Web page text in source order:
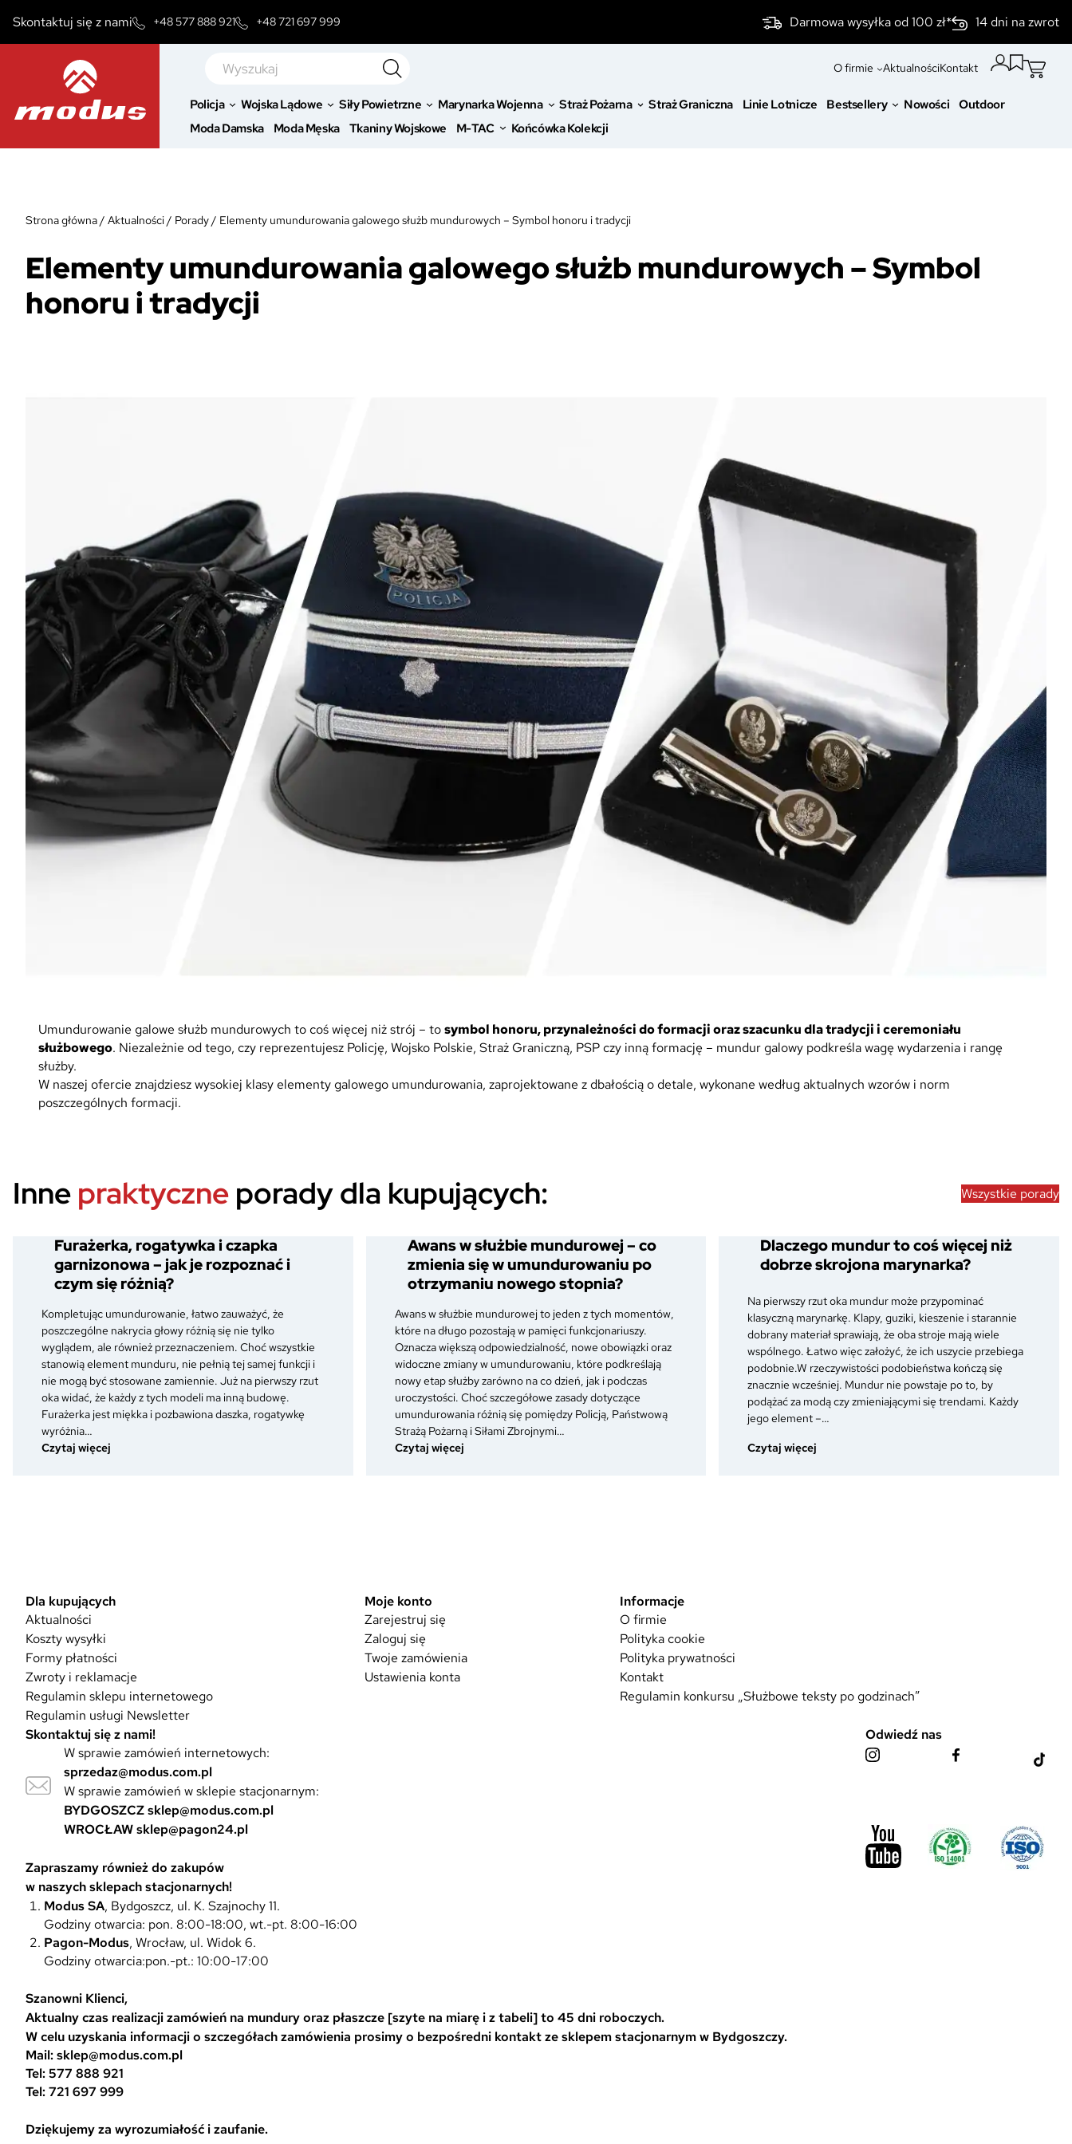
do
treści
Skontaktuj się z nami +48 577 888 921 +48 721 697 999 Darmowa wysyłka od 100 zł* 14 dni na zwrot
Szukaj O firmie AktualnościKontakt
Policja Wojska Lądowe Siły Powietrzne Marynarka Wojenna Straż Pożarna Straż Graniczna Linie Lotnicze Bestsellery Nowości
Outdoor
Moda Damska
Moda Męska Tkaniny Wojskowe M-TAC Końcówka Kolekcji
Strona główna/ Aktualności/ Porady/ Elementy umundurowania galowego służb mundurowych – Symbol honoru i tradycji
Elementy umundurowania galowego służb mundurowych – Symbol
honoru i tradycji
Umundurowanie galowe służb mundurowych to coś więcej niż strój – tosymbol honoru, przynależności do formacji oraz szacunku dla tradycji i ceremoniału
służbowego. Niezależnie od tego, czy reprezentujesz Policję, Wojsko Polskie, Straż Graniczną, PSP czy inną formację – mundur galowy podkreśla wagę wydarzenia i rangę
służby.
W naszej ofercie znajdziesz wysokiej klasy elementy galowego umundurowania, zaprojektowane z dbałością o detale, wykonane według aktualnych wzorów i norm
poszczególnych formacji.
Inne praktyczne porady dla kupujących: Wszystkie porady
Furażerka, rogatywka i czapka
garnizonowa – jak je rozpoznać i
czym się różnią?
Kompletując umundurowanie, łatwo zauważyć, że
poszczególne nakrycia głowy różnią się nie tylko
wyglądem, ale również przeznaczeniem. Choć wszystkie
stanowią element munduru, nie pełnią tej samej funkcji i
nie mogą być stosowane zamiennie. Już na pierwszy rzut
oka widać, że każdy z tych modeli ma inną budowę.
Furażerka jest miękka i pozbawiona daszka, rogatywkę
wyróżnia…
Czytaj więcej
rozpoznać
różnią?
Awans w służbie mundurowej – co
zmienia się w umundurowaniu po
otrzymaniu nowego stopnia?
Awans w służbie mundurowej to jeden z tych momentów,
które na długo pozostają w pamięci funkcjonariuszy.
Oznacza większą odpowiedzialność, nowe obowiązki oraz
widoczne zmiany w umundurowaniu, które podkreślają
nowy etap służby zarówno na co dzień, jak i podczas
uroczystości. Choć szczegółowe zasady dotyczące
umundurowania różnią się pomiędzy Policją, Państwową
Strażą Pożarną i Siłami Zbrojnymi…
Czytaj więcej:
nowego
Dlaczego mundur to coś więcej niż
dobrze skrojona marynarka?
Na pierwszy rzut oka mundur może przypominać
klasyczną marynarkę. Klapy, guziki, kieszenie i starannie
dobrany materiał sprawiają, że oba stroje mają wiele
wspólnego. Łatwo więc założyć, że ich uszycie przebiega
podobnie.W rzeczywistości podobieństwa kończą się
znacznie wcześniej. Mundur nie powstaje po to, by
podążać za modą czy zmieniającymi się trendami. Każdy
jego element –…
Czytaj więcej
Dla kupujących
Aktualności
Koszty wysyłki
Formy płatności
Zwroty i reklamacje
Regulamin sklepu internetowego
Regulamin usługi Newsletter
Moje konto
Zarejestruj się
Zaloguj się
Twoje zamówienia
Ustawienia konta
Informacje
O firmie
Polityka cookie
Polityka prywatności
Kontakt
Regulamin konkursu „Służbowe teksty po godzinach”
Skontaktuj się z nami!
W sprawie zamówień internetowych:
sprzedaz@modus.com.pl
W sprawie zamówień w sklepie stacjonarnym:
BYDGOSZCZsklep@modus.com.pl
WROCŁAWsklep@pagon24.pl
Zapraszamy również do zakupów
w naszych sklepach stacjonarnych!
Modus SA, Bydgoszcz, ul. K. Szajnochy 11.
Godziny otwarcia: pon. 8:00-18:00, wt.-pt. 8:00-16:00
Pagon-Modus, Wrocław, ul. Widok 6.
Godziny otwarcia:pon.-pt.: 10:00-17:00
Szanowni Klienci,
Aktualny czas realizacji zamówień na mundury oraz płaszcze [szyte na miarę i z tabeli] to 45 dni roboczych.
W celu uzyskania informacji o szczegółach zamówienia prosimy o bezpośredni kontakt ze sklepem stacjonarnym w Bydgoszczy.
Mail: sklep@modus.com.pl
Tel: 577 888 921
Tel: 721 697 999
Dziękujemy za wyrozumiałość i zaufanie.
Odwiedź nas